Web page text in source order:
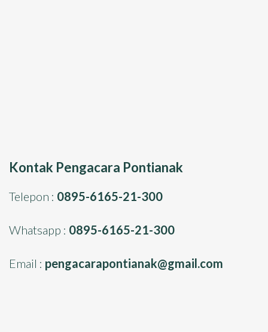
Kontak Pengacara Pontianak
Telepon : 0895-6165-21-300
Whatsapp : 0895-6165-21-300
Email : pengacarapontianak@gmail.com